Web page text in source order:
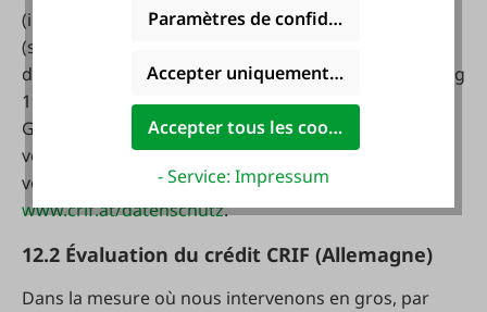
(information sur les conditions de crédit) et § 153
(services de traitement automatique des données et
de technologie de l'information) du Gewerbeordnung
1994. En outre, les informations obtenues par CRIF
GmbH sont utilisées pour vérifier votre identité et
votre solvabilité. Pour de plus amples informations,
voir: „
http://www.crif.at/datenschutz“
www.crif.at/datenschutz.
12.2 Évaluation du crédit CRIF (Allemagne)
Dans la mesure où nous intervenons en gros, par
Paramètres de confidentialité
Accepter uniquement les cookies
Accepter tous les cookies
- Service: Impressum